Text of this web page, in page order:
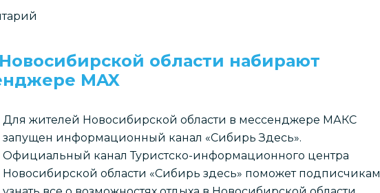
области набирают
MAX
Для жителей Новосибирской области в мессенджере МАКС
запущен информационный канал «Сибирь Здесь».
Официальный канал Туристско-информационного центра
Новосибирской области «Сибирь здесь» поможет подписчикам